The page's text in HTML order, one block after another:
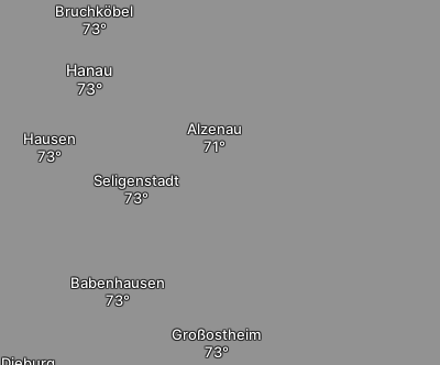
Großostheim
Babenhausen
Seligenstadt
Hausen
Alzenau
Hanau
Bruchköbel